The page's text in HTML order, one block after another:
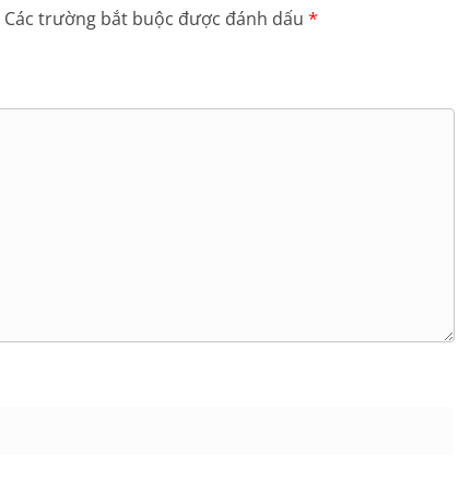
Các trường bắt buộc được đánh dấu *